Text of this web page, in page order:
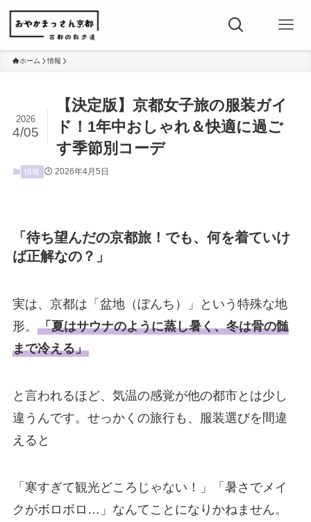
ホーム 情報
【決定版】京都女子旅の服装ガイ
ド！1年中おしゃれ＆快適に過ご
す季節別コーデ
2026
4/05
情報 2026年4月5日
「待ち望んだの京都旅！でも、何を着ていけ
ば正解なの？」
実は、京都は「盆地（ぼんち）」という特殊な地
形。 「夏はサウナのように蒸し暑く、冬は骨の髄
まで冷える」
と言われるほど、気温の感覚が他の都市とは少し
違うんです。せっかくの旅行も、服装選びを間違
えると
「寒すぎて観光どころじゃない！」「暑さでメイ
クがボロボロ…」なんてことになりかねません。